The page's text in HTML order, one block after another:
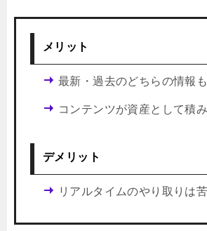
メリット
最新・過去のどちらの情報
コンテンツが資産として積
デメリット
リアルタイムのやり取りは